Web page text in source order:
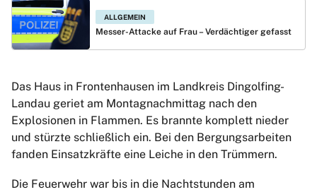
ALLGEMEIN
Messer-Attacke auf Frau – Verdächtiger gefasst
Das Haus in Frontenhausen im Landkreis Dingolfing-
Landau geriet am Montagnachmittag nach den
Explosionen in Flammen. Es brannte komplett nieder
und stürzte schließlich ein. Bei den Bergungsarbeiten
fanden Einsatzkräfte eine Leiche in den Trümmern.
Die Feuerwehr war bis in die Nachtstunden am